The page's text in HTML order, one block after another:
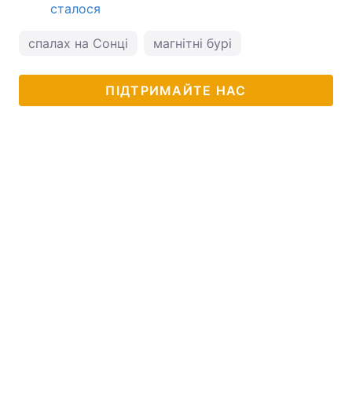
сталося
спалах на Сонці магнітні бурі
ПІДТРИМАЙТЕ НАС